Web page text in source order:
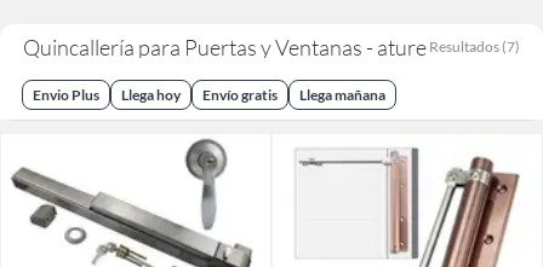
Quincallería para Puertas y Ventanas - ature Resultados (7)
Envio Plus Llega hoy Envío gratis Llega mañana